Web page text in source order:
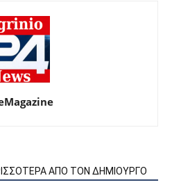
ΑΠΟ ΤΟΝ ΔΗΜΙΟΥΡΓΟ